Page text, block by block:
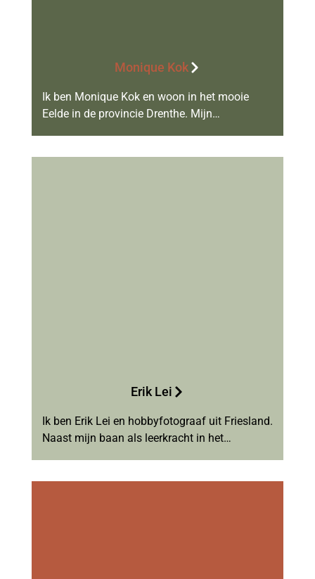
Monique Kok
Ik ben Monique Kok en woon in het mooie
Eelde in de provincie Drenthe. Mijn…
Erik Lei
Ik ben Erik Lei en hobbyfotograaf uit Friesland.
Naast mijn baan als leerkracht in het…